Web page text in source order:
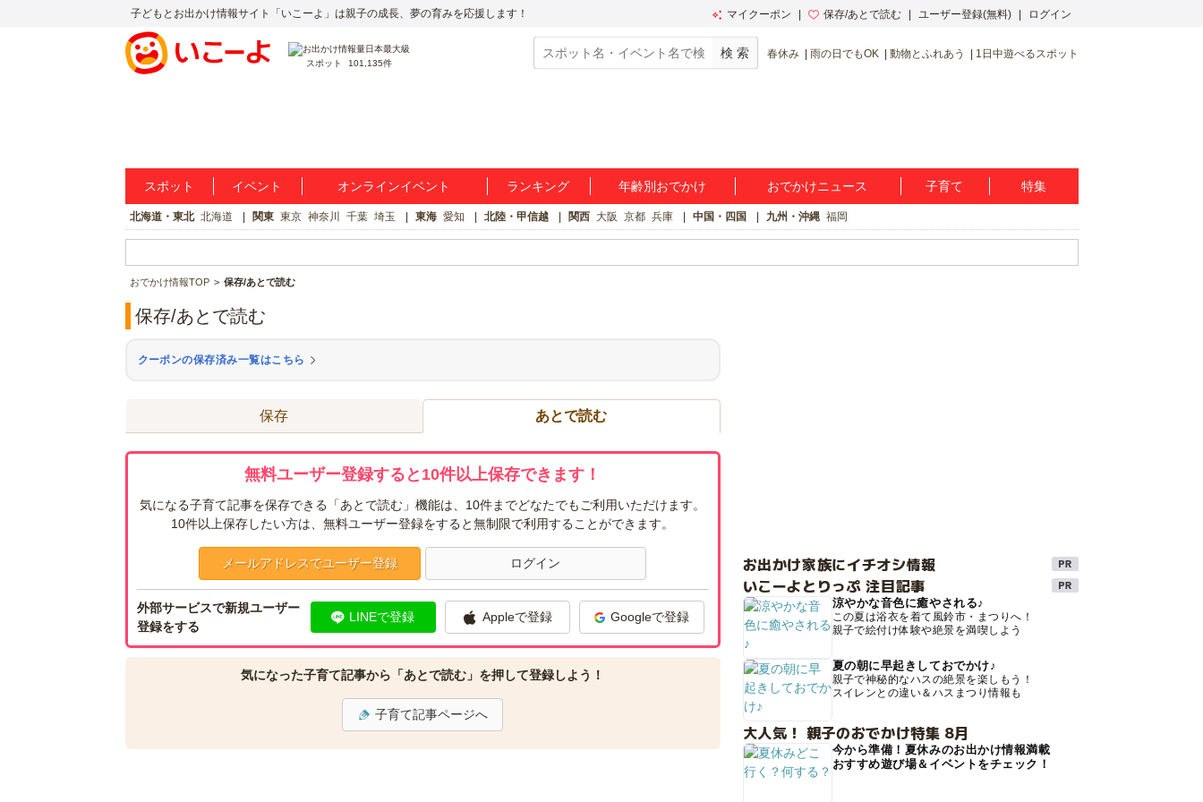
子どもとお出かけ情報サイト「いこーよ」は親子の成長、夢の育みを応援します！ マイクーポン 保存/あとで読む ユーザー登録(無料) ログイン
スポット 101,135件
春休み 雨の日でもOK 動物とふれあう 1日中遊べるスポット
スポット イベント オンラインイベント ランキング 年齢別おでかけ おでかけニュース 子育て 特集
北海道・東北 北海道 関東 東京 神奈川 千葉 埼玉 東海 愛知 北陸・甲信越 関西 大阪 京都 兵庫 中国・四国 九州・沖縄 福岡
おでかけ情報TOP 保存/あとで読む
保存/あとで読む
クーポンの保存済み一覧はこちら
保存 あとで読む
無料ユーザー登録すると10件以上保存できます！
気になる子育て記事を保存できる「あとで読む」機能は、10件までどなたでもご利用いただけます。
10件以上保存したい方は、無料ユーザー登録をすると無制限で利用することができます。
メールアドレスでユーザー登録 ログイン
外部サービスで新規ユーザー
登録をする
LINEで登録 Appleで登録 Googleで登録
気になった子育て記事から「あとで読む」を押して登録しよう！
子育て記事ページへ
お出かけ家族にイチオシ情報
いこーよとりっぷ 注目記事
涼やかな音色に癒やされる♪
この夏は浴衣を着て風鈴市・まつりへ！
親子で絵付け体験や絶景を満喫しよう
夏の朝に早起きしておでかけ♪
親子で神秘的なハスの絶景を楽しもう！
スイレンとの違い＆ハスまつり情報も
大人気！ 親子のおでかけ特集 8月
今から準備！夏休みのお出かけ情報満載
おすすめ遊び場＆イベントをチェック！